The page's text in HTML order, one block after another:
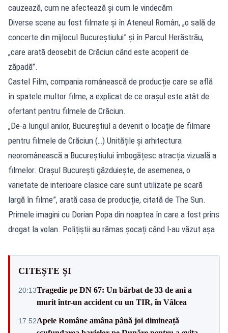
cauzează, cum ne afectează și cum le vindecăm
Diverse scene au fost filmate și în Ateneul Român, „o sală de
concerte din mijlocul Bucureștiului” și în Parcul Herăstrău,
„care arată deosebit de Crăciun când este acoperit de
zăpadă”.
Castel Film, compania românească de producție care se află
în spatele multor filme, a explicat de ce orașul este atât de
ofertant pentru filmele de Crăciun.
„De-a lungul anilor, Bucureștiul a devenit o locație de filmare
pentru filmele de Crăciun (…) Unitățile și arhitectura
neoromânească a Bucureștiului îmbogățesc atracția vizuală a
filmelor. Orașul București găzduiește, de asemenea, o
varietate de interioare clasice care sunt utilizate pe scară
largă în filme”, arată casa de producție, citată de The Sun.
Primele imagini cu Dorian Popa din noaptea în care a fost prins
drogat la volan. Polițiștii au rămas șocați când l-au văzut așa
CITEȘTE ȘI
20:13Tragedie pe DN 67: Un bărbat de 33 de ani a
murit într-un accident cu un TIR, în Vâlcea
17:52Apele Române amâna până joi dimineață